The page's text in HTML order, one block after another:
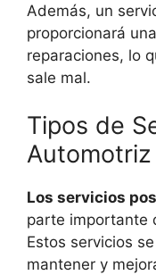
Además, un
proporcionará
reparaciones, lo
sale mal.
Tipos de
Automotriz
Los servicios
parte importante
Estos servicios
mantener y